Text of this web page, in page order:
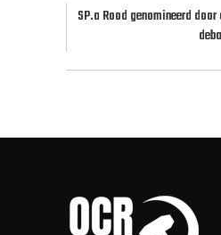
SP.a Rood genomineerd